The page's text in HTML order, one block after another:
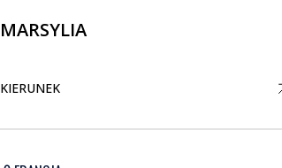
MARSYLIA
KIERUNEK